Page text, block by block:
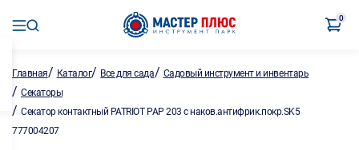
0
Главная/ Каталог/ Все для сада/ Садовый инструмент и инвентарь
/ Секаторы
/ Секатор контактный PATRIOT PAP 203 с наков.антифрик.покр.SK5
777004207